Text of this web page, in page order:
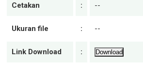
Cetakan : --
Ukuran file : --
Link Download : Download